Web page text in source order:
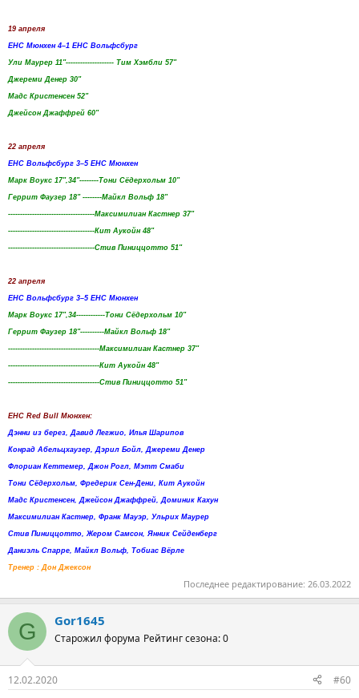
19 апреля
EHC Мюнхен 4–1 EHC Вольфсбург
Ули Маурер 11"-------------------- Тим Хэмбли 57"
Джереми Денер 30"
Мадс Кристенсен 52"
Джейсон Джаффрей 60"
22 апреля
EHC Вольфсбург 3–5 EHC Мюнхен
Марк Воукс 17",34"--------Тони Сёдерхольм 10"
Геррит Фаузер 18" --------Майкл Вольф 18"
------------------------------------Максимилиан Кастнер 37"
------------------------------------Кит Аукойн 48"
------------------------------------Стив Пиниццотто 51"
22 апреля
EHC Вольфсбург 3–5 EHC Мюнхен
Марк Воукс 17",34------------Тони Сёдерхольм 10"
Геррит Фаузер 18"----------Майкл Вольф 18"
--------------------------------------Максимилиан Кастнер 37"
--------------------------------------Кит Аукойн 48"
--------------------------------------Стив Пиниццотто 51"
EHC Red Bull Мюнхен:
Дэнни из берез, Давид Легжио, Илья Шарипов
Конрад Абельцхаузер, Дэрил Бойл, Джереми Денер
Флориан Кеттемер, Джон Рогл, Мэтт Смаби
Тони Сёдерхольм, Фредерик Сен-Дени, Кит Аукойн
Мадс Кристенсен, Джейсон Джаффрей, Доминик Кахун
Максимилиан Кастнер, Франк Мауэр, Ульрих Маурер
Стив Пиниццотто, Жером Самсон, Янник Сейденберг
Даниэль Спарре, Майкл Вольф, Тобиас Вёрле
Тренер : Дон Джексон
Последнее редактирование: 26.03.2022
G Gor1645
Старожил форума Рейтинг сезона: 0
12.02.2020 #60